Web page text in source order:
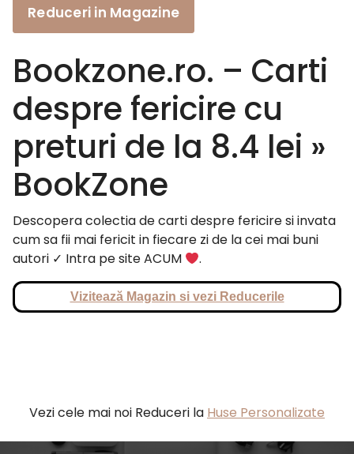
Reduceri in Magazine
Bookzone.ro. – Carti
despre fericire cu
preturi de la 8.4 lei »
BookZone
Descopera colectia de carti despre fericire si invata
cum sa fii mai fericit in fiecare zi de la cei mai buni
autori ✓ Intra pe site ACUM
.
Vizitează Magazin si vezi Reducerile
Vezi cele mai noi Reduceri la Huse Personalizate